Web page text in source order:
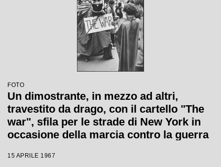
FOTO
Un dimostrante, in mezzo ad altri,
travestito da drago, con il cartello "The
war", sfila per le strade di New York in
occasione della marcia contro la guerra
Mobilization Committee
15 APRILE 1967